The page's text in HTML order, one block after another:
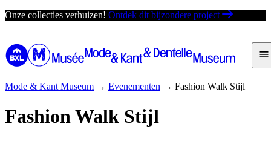
Ga
de
inhoud
Onze collecties verhuizen! Ontdek dit bijzondere project
Mode & Kant Museum → Evenementen → Fashion Walk Stijl
Fashion Walk Stijl